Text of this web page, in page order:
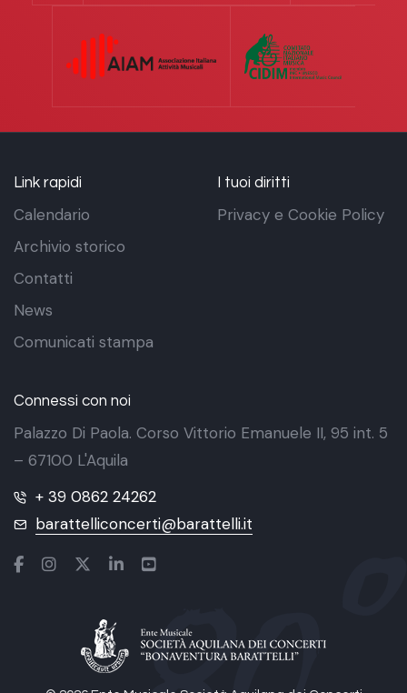
Link rapidi
Calendario
Archivio storico
Contatti
News
Comunicati stampa
I tuoi diritti
Privacy e Cookie Policy
Connessi con noi
Palazzo Di Paola. Corso Vittorio Emanuele II, 95 int. 5
– 67100 L'Aquila
+ 39 0862 24262
barattelliconcerti@barattelli.it